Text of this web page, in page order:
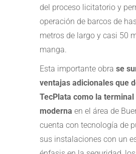
del proceso licitatorio y
operación de barcos de
metros de largo y casi 50
manga.
Esta importante obra se
ventajas adicionales que
TecPlata como la terminal
moderna en el área de
cuenta con tecnología de
sus instalaciones con un